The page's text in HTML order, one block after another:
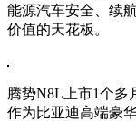
能源汽车安全、续
价值的天花板。
腾势N8L上市1个多
作为比亚迪高端豪